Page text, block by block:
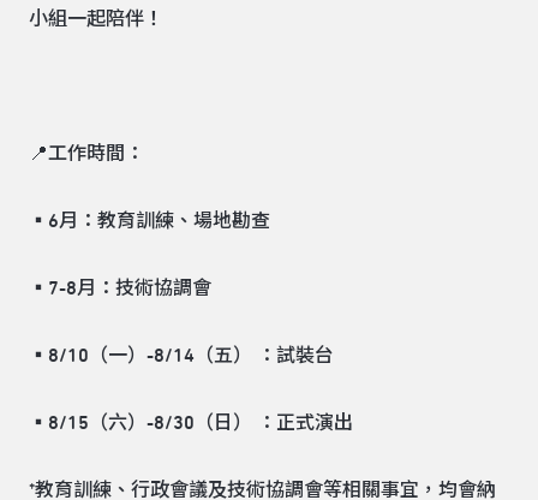
小組一起陪伴！
📍工作時間：
▪6月：教育訓練、場地勘查
▪7-8月：技術協調會
▪8/10（一）-8/14（五） ：試裝台
▪8/15（六）-8/30（日） ：正式演出
*教育訓練、行政會議及技術協調會等相關事宜，均會納